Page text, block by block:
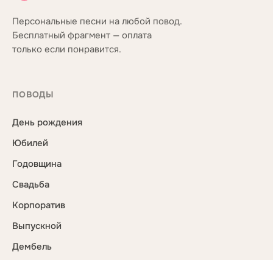
Персональные песни на любой повод.
Бесплатный фрагмент — оплата
только если понравится.
ПОВОДЫ
День рождения
Юбилей
Годовщина
Свадьба
Корпоратив
Выпускной
Дембель